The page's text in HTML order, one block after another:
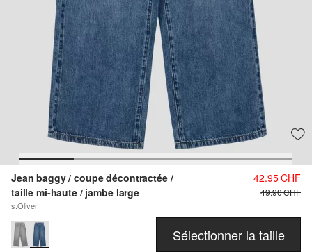
Jean baggy / coupe décontractée /
taille mi-haute / jambe large
s.Oliver
42.95 CHF
49.90 CHF
Sélectionner la taille